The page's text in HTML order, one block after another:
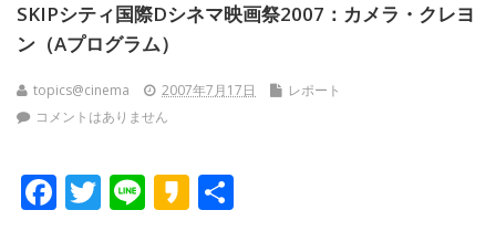
SKIPシティ国際Dシネマ映画祭2007：カメラ・クレヨ
ン（Aプログラム）
topics@cinema 2007年7月17日
レポート
コメントはありません
F T Li K